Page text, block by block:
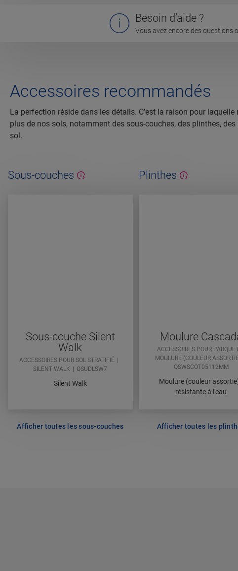
Besoin d’aide ?
Vous avez encore des questions
Accessoires recommandés
La perfection réside dans les détails. C’est la raison pour
plus de nos sols, notamment des sous-couches, des plinthes,
sol.
Sous-couches
Sous-couche Silent
Walk
ACCESSOIRES POUR SOL STRATIFIÉ
SILENT WALK
QSUDLSW7
Silent Walk
Afficher toutes les sous-couches
Plinthes
Moulure
ACCESSOIRES POUR
MOULURE (COULEUR
QSWSCOT05112MM
Moulure (couleur
résistante à l'eau
Afficher toutes les